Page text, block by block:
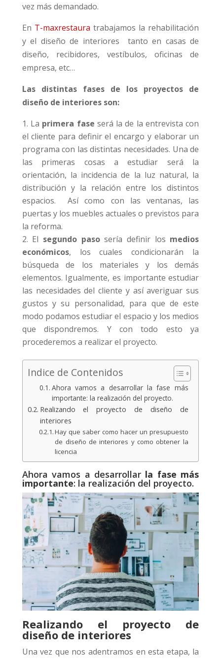
vez más demandado.
En T-maxrestaura trabajamos la rehabilitación
y el diseño de interiores tanto en casas de
diseño, recibidores, vestíbulos, oficinas de
empresa, etc…
Las distintas fases de los proyectos de
diseño de interiores son:
La primera fase será la de la entrevista con
el cliente para definir el encargo y elaborar un
programa con las distintas necesidades. Una de
las primeras cosas a estudiar será la
orientación, la incidencia de la luz natural, la
distribución y la relación entre los distintos
espacios. Así como con las ventanas, las
puertas y los muebles actuales o previstos para
la reforma.
El segundo pasosería definir los medios
económicos, los cuales condicionarán la
búsqueda de los materiales y los demás
elementos. Igualmente, es importante estudiar
las necesidades del cliente y así averiguar sus
gustos y su personalidad, para que de este
modo podamos estudiar el espacio y los medios
que dispondremos. Y con todo esto ya
procederemos a realizar el proyecto.
Indice de Contenidos
Ahora vamos a desarrollar la fase más
importante: la realización del proyecto.
Realizando el proyecto de diseño de
interiores
Hay que saber como hacer un presupuesto
de diseño de interiores y como obtener la
licencia
Ahora vamos a desarrollar la fase más
importante: la realización del proyecto.
Realizando el proyecto de
diseño de interiores
Una vez que nos adentramos en esta etapa, la